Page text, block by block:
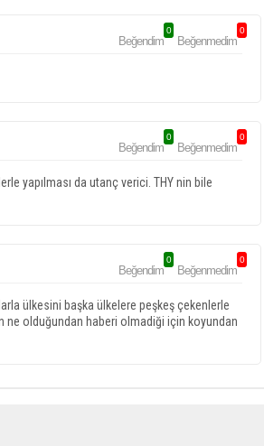
Beğendim
0
Beğenmedim
0
Beğendim
0
Beğenmedim
0
yapılması da utanç verici. THY nin bile
Beğendim
0
Beğenmedim
0
ülkesini başka ülkelere peşkeş çekenlerle
olduğundan haberi olmadiği için koyundan